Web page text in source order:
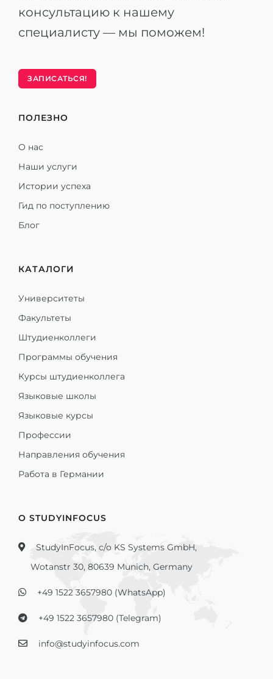
консультацию к нашему
специалисту — мы поможем!
ЗАПИСАТЬСЯ!
ПОЛЕЗНО
О нас
Наши услуги
Истории успеха
Гид по поступлению
Блог
КАТАЛОГИ
Университеты
Факультеты
Штудиенколлеги
Программы обучения
Курсы штудиенколлега
Языковые школы
Языковые курсы
Профессии
Направления обучения
Работа в Германии
О STUDYINFOCUS
StudyInFocus, c/o KS Systems GmbH,
Wotanstr 30, 80639 Munich, Germany
+49 1522 3657980 (WhatsApp)
+49 1522 3657980 (Telegram)
info@studyinfocus.com